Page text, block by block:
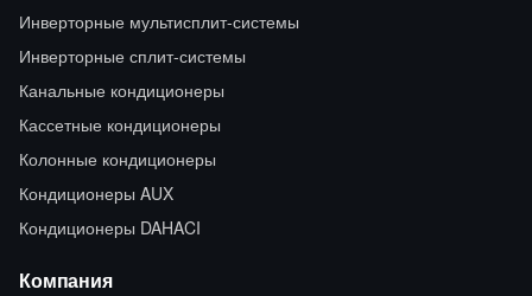
Инверторные мультисплит-системы
Инверторные сплит-системы
Канальные кондиционеры
Кассетные кондиционеры
Колонные кондиционеры
Кондиционеры AUX
Кондиционеры DAHACI
Компания